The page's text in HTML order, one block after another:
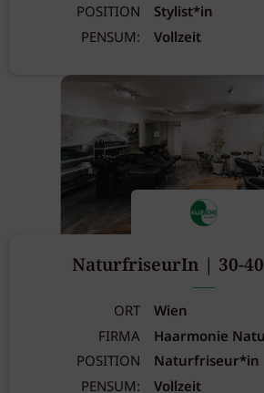
POSITION
Stylist*in
PENSUM:
Vollzeit
NaturfriseurIn | 30-40
ORT
Wien
FIRMA
Haarmonie
POSITION
Naturfriseur*in
PENSUM:
Vollzeit